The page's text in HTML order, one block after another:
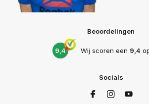
Beoordelingen
9,4 Wij scoren een 9,4
Socials